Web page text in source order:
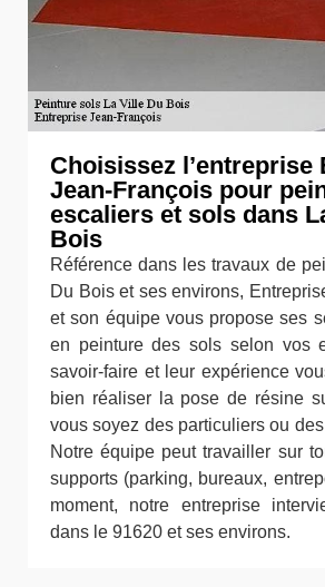
Choisissez l’entreprise
Jean-François pour
escaliers et sols dans
Bois
Référence dans les travaux de
Du Bois et ses environs,
et son équipe vous propose ses
en peinture des sols selon vos
savoir-faire et leur expérience
bien réaliser la pose de résine
vous soyez des particuliers ou
Notre équipe peut travailler sur
supports (parking, bureaux,
moment, notre entreprise
dans le 91620 et ses environs.